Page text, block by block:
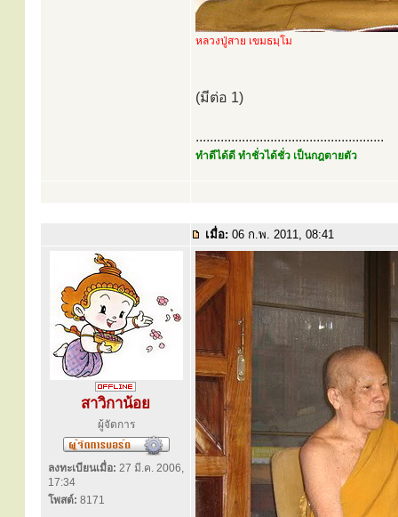
หลวงปู่สาย เขมธมฺโม
(มีต่อ 1)
.....................................................
ทำดีได้ดี ทำชั่วได้ชั่ว เป็นกฎตายตัว
เมื่อ: 06 ก.พ. 2011, 08:41
สาวิกาน้อย
ผู้จัดการ
ลงทะเบียนเมื่อ: 27 มี.ค. 2006,
17:34
โพสต์: 8171